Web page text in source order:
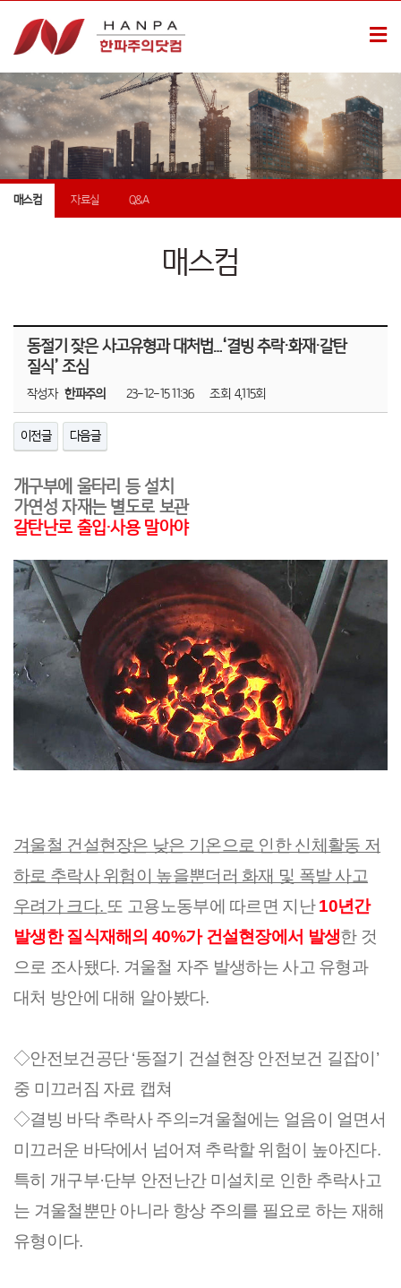
매스컴 자료실 Q&A
매스컴
동절기 잦은 사고유형과 대처법…‘결빙 추락·화재·갈탄
질식’ 조심
작성자 한파주의 23-12-15 11:36 조회 4,115회
이전글 다음글
개구부에 울타리 등 설치
가연성 자재는 별도로 보관
갈탄난로 출입·사용 말아야
겨울철 건설현장은 낮은 기온으로 인한 신체활동 저
하로 추락사 위험이 높을뿐더러 화재 및 폭발 사고
우려가 크다. 또 고용노동부에 따르면 지난10년간
발생한 질식재해의 40%가 건설현장에서 발생한 것
으로 조사됐다. 겨울철 자주 발생하는 사고 유형과
대처 방안에 대해 알아봤다.
◇안전보건공단 ‘동절기 건설현장 안전보건 길잡이’
중 미끄러짐 자료 캡쳐
◇결빙 바닥 추락사 주의=겨울철에는 얼음이 얼면서
미끄러운 바닥에서 넘어져 추락할 위험이 높아진다.
특히 개구부·단부 안전난간 미설치로 인한 추락사고
는 겨울철뿐만 아니라 항상 주의를 필요로 하는 재해
유형이다.